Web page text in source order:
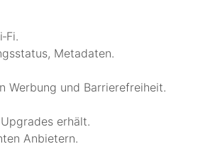
Metadaten.
Werbung und Barrierefreiheit.
erhält.
Anbietern.